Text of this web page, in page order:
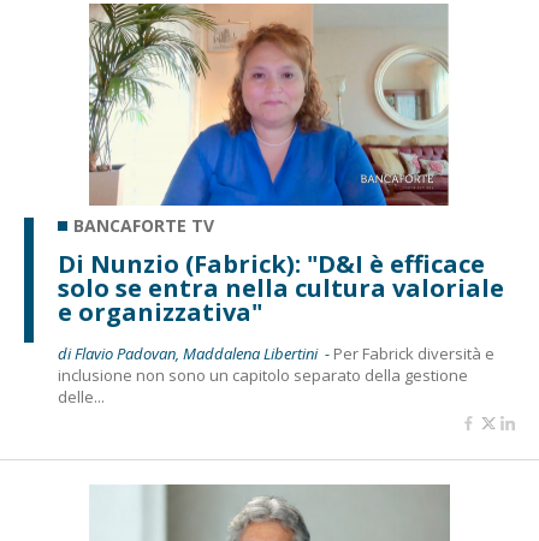
BANCAFORTE TV
Di Nunzio (Fabrick): "D&I è efficace
solo se entra nella cultura valoriale
e organizzativa"
di Flavio Padovan, Maddalena Libertini - Per Fabrick diversità e
inclusione non sono un capitolo separato della gestione
delle...